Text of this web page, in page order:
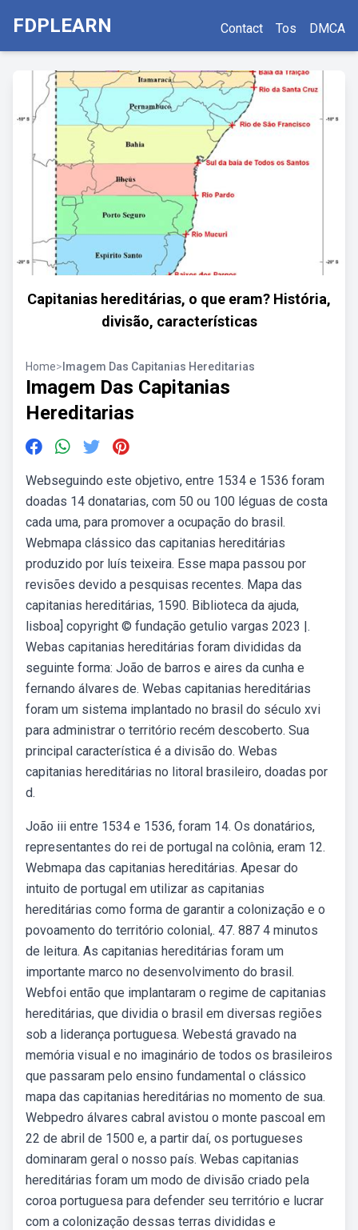
FDPLEARN Contact Tos DMCA
Capitanias hereditárias, o que eram? História,
divisão, características
Home> Imagem Das Capitanias Hereditarias
Imagem Das Capitanias
Hereditarias
Webseguindo este objetivo, entre 1534 e 1536 foram
doadas 14 donatarias, com 50 ou 100 léguas de costa
cada uma, para promover a ocupação do brasil.
Webmapa clássico das capitanias hereditárias
produzido por luís teixeira. Esse mapa passou por
revisões devido a pesquisas recentes. Mapa das
capitanias hereditárias, 1590. Biblioteca da ajuda,
lisboa] copyright © fundação getulio vargas 2023 |.
Webas capitanias hereditárias foram divididas da
seguinte forma: João de barros e aires da cunha e
fernando álvares de. Webas capitanias hereditárias
foram um sistema implantado no brasil do século xvi
para administrar o território recém descoberto. Sua
principal característica é a divisão do. Webas
capitanias hereditárias no litoral brasileiro, doadas por
d.
João iii entre 1534 e 1536, foram 14. Os donatários,
representantes do rei de portugal na colônia, eram 12.
Webmapa das capitanias hereditárias. Apesar do
intuito de portugal em utilizar as capitanias
hereditárias como forma de garantir a colonização e o
povoamento do território colonial,. 47. 887 4 minutos
de leitura. As capitanias hereditárias foram um
importante marco no desenvolvimento do brasil.
Webfoi então que implantaram o regime de capitanias
hereditárias, que dividia o brasil em diversas regiões
sob a liderança portuguesa. Webestá gravado na
memória visual e no imaginário de todos os brasileiros
que passaram pelo ensino fundamental o clássico
mapa das capitanias hereditárias no momento de sua.
Webpedro álvares cabral avistou o monte pascoal em
22 de abril de 1500 e, a partir daí, os portugueses
dominaram geral o nosso país. Webas capitanias
hereditárias foram um modo de divisão criado pela
coroa portuguesa para defender seu território e lucrar
com a colonização dessas terras divididas e